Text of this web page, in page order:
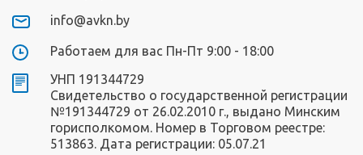
info@avkn.by
Работаем для вас Пн-Пт 9:00 - 18:00
УНП 191344729
Свидетельство о государственной регистрации
№191344729 от 26.02.2010 г., выдано Минским
горисполкомом. Номер в Торговом реестре:
513863. Дата регистрации: 05.07.21